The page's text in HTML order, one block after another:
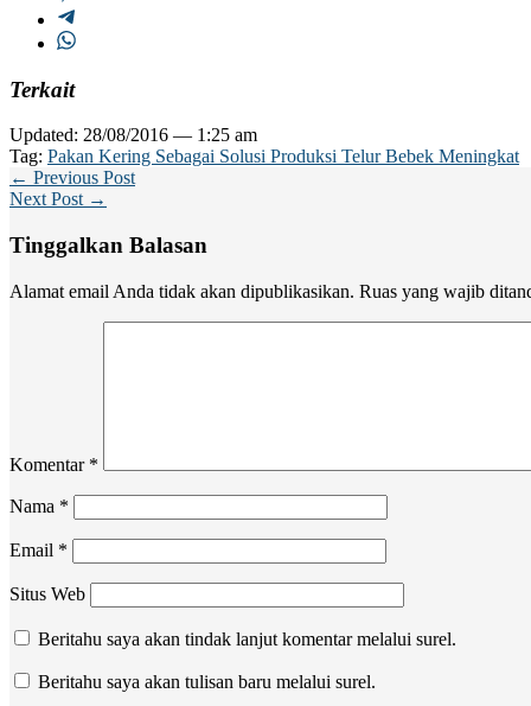
Terkait
Updated: 28/08/2016 — 1:25 am
Tag: Pakan Kering Sebagai Solusi Produksi Telur Bebek Meningkat
← Previous Post
Next Post →
Tinggalkan Balasan
Alamat email Anda tidak akan dipublikasikan. Ruas yang wajib
Komentar *
Nama *
Email *
Situs Web
Beritahu saya akan tindak lanjut komentar melalui surel.
Beritahu saya akan tulisan baru melalui surel.